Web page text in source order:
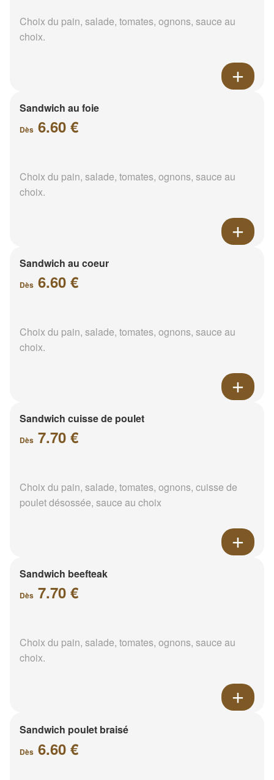
Choix du pain, salade, tomates, ognons, sauce au
choix.
Sandwich au foie
Dès 6.60 €
Choix du pain, salade, tomates, ognons, sauce au
choix.
Sandwich au coeur
Dès 6.60 €
Choix du pain, salade, tomates, ognons, sauce au
choix.
Sandwich cuisse de poulet
Dès 7.70 €
Choix du pain, salade, tomates, ognons, cuisse de
poulet désossée, sauce au choix
Sandwich beefteak
Dès 7.70 €
Choix du pain, salade, tomates, ognons, sauce au
choix.
Sandwich poulet braisé
Dès 6.60 €